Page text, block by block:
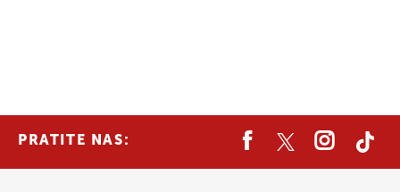
PRATITE NAS: